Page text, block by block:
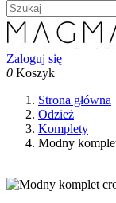
Zaloguj się
0 Koszyk
Strona główna
Odzież
Komplety
Modny